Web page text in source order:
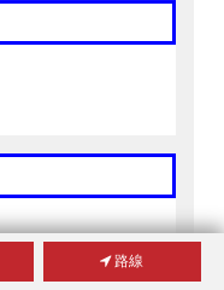
路線